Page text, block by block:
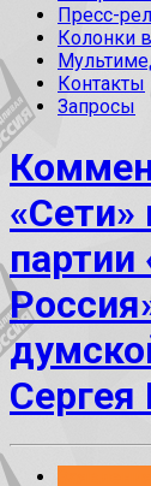
Пресс-
Колонки
Контакты
Запросы
«Сети»
партии